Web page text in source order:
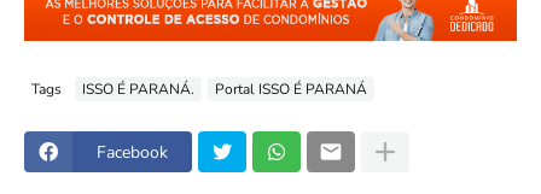
Tags ISSO É PARANÁ. Portal ISSO É PARANÁ
Facebook